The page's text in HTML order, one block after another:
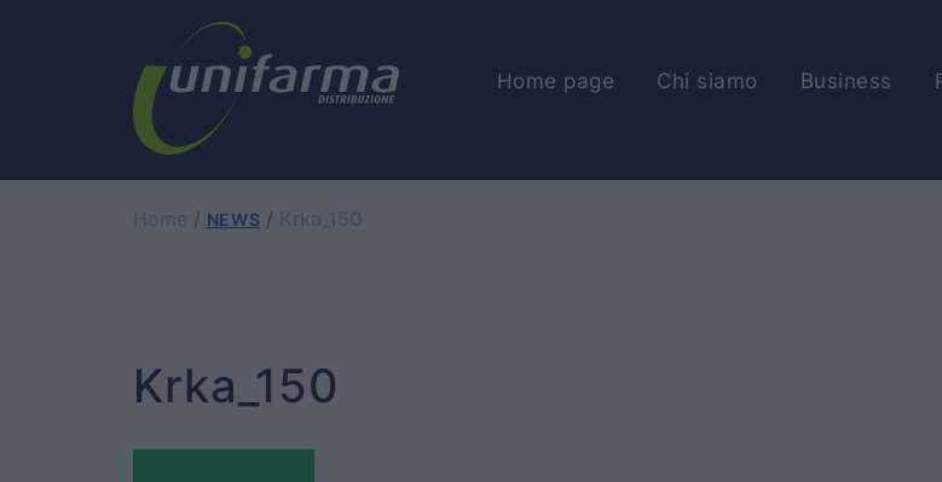
Home page Chi siamo Business
NEWS
Krka_150